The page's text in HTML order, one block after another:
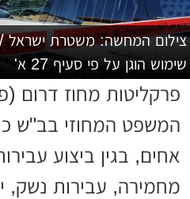
צילום המחשה: משטרת ישראל /
שימוש הוגן על פי סעיף 27 א'
פרקליטות מחוז דרום
המשפט המחוזי בב"ש
אחים, בגין ביצוע
מחמירה, עבירות נשק,